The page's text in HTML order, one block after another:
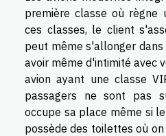
première classe où règne
ces classes, le client
peut même s'allonger dans
avoir même d'intimité avec
avion ayant une classe
passagers ne sont pas
occupe sa place même si
possède des toilettes où